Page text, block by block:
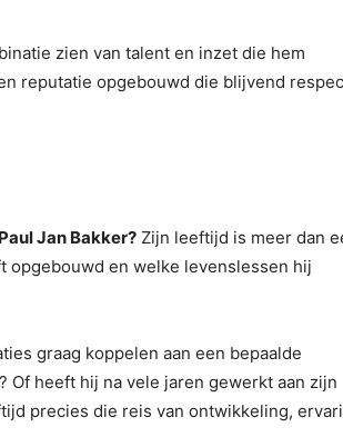
zien van talent en inzet die hem
reputatie opgebouwd die blijvend
Jan Bakker? Zijn leeftijd is meer dan
opgebouwd en welke levenslessen hij
graag koppelen aan een bepaalde
Of heeft hij na vele jaren gewerkt aan zijn
precies die reis van ontwikkeling,